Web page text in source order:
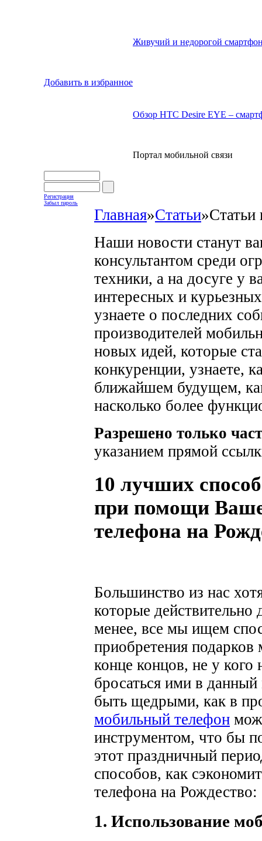
Добавить в избранное
Живучий и недорогой
Обзор HTC Desire EYE –
Портал мобильной связи
Регистрация
Забыл пароль
Главная»Статьи»Статьи
Наши новости станут
консультантом среди
техники, а на досуге у
интересных и
узнаете о последних
производителей
новых идей, которые
конкуренции, узнаете,
ближайшем будущем,
насколько более
Разрешено только
указанием прямой
10 лучших
при помощи
телефона на
Большинство из нас
которые
менее, все мы ищем
приобретения
конце концов, не у
бросаться ими в
быть щедрыми, как в
мобильный телефон
инструментом, что бы
этот праздничный
способов, как
телефона на Рождество:
1. Использование